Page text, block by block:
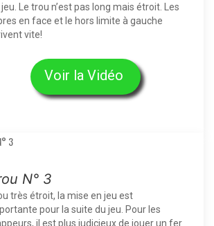
Le trou n’est pas long mais étroit. Les
en face et le hors limite à gauche
vite!
Voir la Vidéo
N° 3
très étroit, la mise en jeu est
pour la suite du jeu. Pour les
il est plus judicieux de jouer un fer